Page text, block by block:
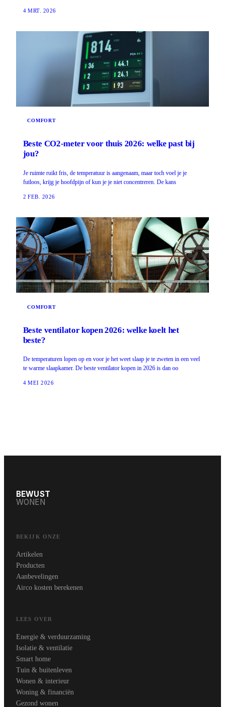
4 MRT. 2026
COMFORT
Beste CO2-meter voor thuis 2026: welke past bij
jou?
Je ruimte ruikt fris, de temperatuur is aangenaam, maar toch voel je je
futloos, krijg je hoofdpijn of kun je je niet concentreren. De kans
2 FEB. 2026
COMFORT
Beste ventilator kopen 2026: welke koelt het
beste?
De temperaturen lopen op en voor je het weet slaap je te zweten in een veel
te warme slaapkamer. De beste ventilator kopen in 2026 is dan oo
4 MEI 2026
BEWUST
WONEN
BEKIJK ONZE
Artikelen
Producten
Aanbevelingen
Airco kosten berekenen
LEES OVER
Energie & verduurzaming
Isolatie & ventilatie
Smart home
Tuin & buitenleven
Wonen & interieur
Woning & financiën
Gezond wonen